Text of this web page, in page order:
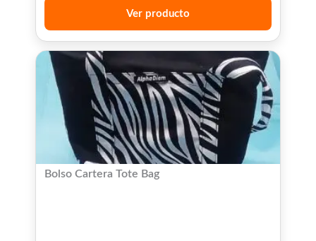
Ver producto
Bolso Cartera Tote Bag